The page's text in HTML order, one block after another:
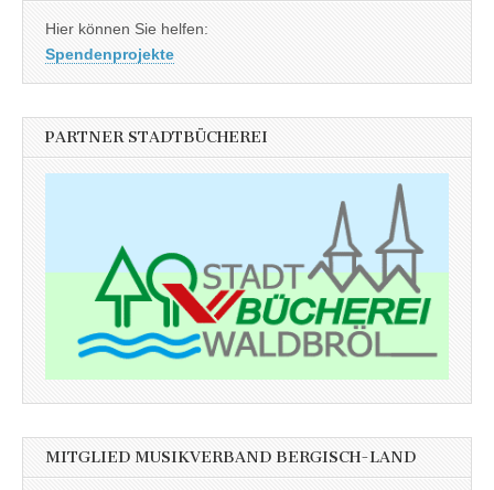
Hier können Sie helfen:
Spendenprojekte
PARTNER STADTBÜCHEREI
MITGLIED MUSIKVERBAND BERGISCH-LAND